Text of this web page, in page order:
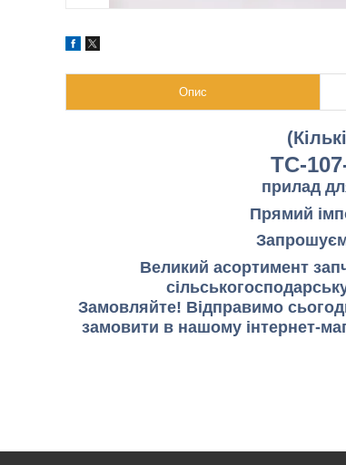
Опис
ТС-
прилад
Прямий
Великий асортимент
Замовляйте! Відправимо
замовити в нашому інтернет-